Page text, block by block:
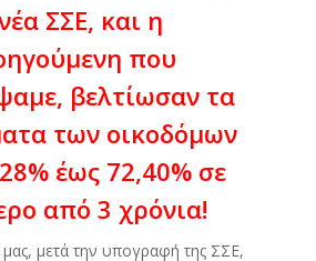
ΣΣΕ, και η
που
βελτίωσαν τα
των οικοδόμων
έως 72,40% σε
από 3 χρόνια!
μετά την υπογραφή της ΣΣΕ,